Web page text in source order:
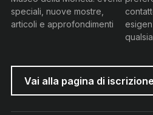
speciali, nuove mostre,
articoli e approfondimenti
Vai alla pagina di iscrizione